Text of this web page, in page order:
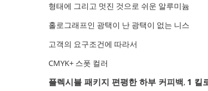
형태에 그리고 멋진 것으로 쉬운 알루미늄
홀로그래프인 광택이 난 광택이 없는 니스
고객의 요구조건에 따라서
CMYK+ 스폿 컬러
플렉시블 패키지 편평한 하부 커피백, 1 킬